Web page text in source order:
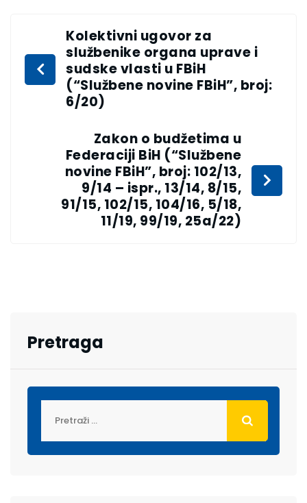
Kolektivni ugovor za
službenike organa uprave i
sudske vlasti u FBiH
(“Službene novine FBiH”, broj:
6/20)
Zakon o budžetima u
Federaciji BiH (“Službene
novine FBiH”, broj: 102/13,
9/14 – ispr., 13/14, 8/15,
91/15, 102/15, 104/16, 5/18,
11/19, 99/19, 25a/22)
Pretraga